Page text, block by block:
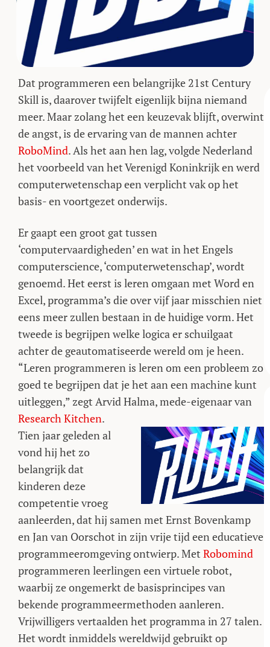
Dat programmeren een belangrijke 21st Century
Skill is, daarover twijfelt eigenlijk bijna niemand
meer. Maar zolang het een keuzevak blijft, overwint
de angst, is de ervaring van de mannen achter
RoboMind. Als het aan hen lag, volgde Nederland
het voorbeeld van het Verenigd Koninkrijk en werd
computerwetenschap een verplicht vak op het
basis- en voortgezet onderwijs.
Er gaapt een groot gat tussen
‘computervaardigheden’ en wat in het Engels
computerscience, ‘computerwetenschap’, wordt
genoemd. Het eerst is leren omgaan met Word en
Excel, programma’s die over vijf jaar misschien niet
eens meer zullen bestaan in de huidige vorm. Het
tweede is begrijpen welke logica er schuilgaat
achter de geautomatiseerde wereld om je heen.
“Leren programmeren is leren om een probleem zo
goed te begrijpen dat je het aan een machine kunt
uitleggen,” zegt Arvid Halma, mede-eigenaar van
Research Kitchen.
Tien jaar geleden al
vond hij het zo
belangrijk dat
kinderen deze
competentie vroeg
aanleerden, dat hij samen met Ernst Bovenkamp
en Jan van Oorschot in zijn vrije tijd een educatieve
programmeeromgeving ontwierp. Met Robomind
programmeren leerlingen een virtuele robot,
waarbij ze ongemerkt de basisprincipes van
bekende programmeermethoden aanleren.
Vrijwilligers vertaalden het programma in 27 talen.
Het wordt inmiddels wereldwijd gebruikt op